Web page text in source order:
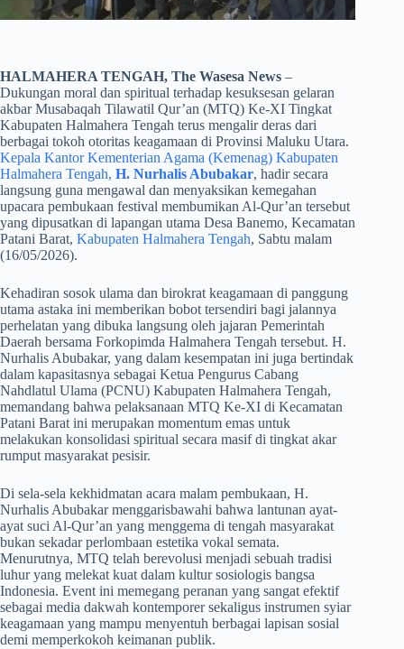
HALMAHERA TENGAH, The Wasesa News –
Dukungan moral dan spiritual terhadap kesuksesan gelaran
akbar Musabaqah Tilawatil Qur’an (MTQ) Ke-XI Tingkat
Kabupaten Halmahera Tengah terus mengalir deras dari
berbagai tokoh otoritas keagamaan di Provinsi Maluku Utara.
Kepala Kantor Kementerian Agama (Kemenag) Kabupaten
Halmahera Tengah, H. Nurhalis Abubakar, hadir secara
langsung guna mengawal dan menyaksikan kemegahan
upacara pembukaan festival membumikan Al-Qur’an tersebut
yang dipusatkan di lapangan utama Desa Banemo, Kecamatan
Patani Barat, Kabupaten Halmahera Tengah, Sabtu malam
(16/05/2026).
​Kehadiran sosok ulama dan birokrat keagamaan di panggung
utama astaka ini memberikan bobot tersendiri bagi jalannya
perhelatan yang dibuka langsung oleh jajaran Pemerintah
Daerah bersama Forkopimda Halmahera Tengah tersebut. H.
Nurhalis Abubakar, yang dalam kesempatan ini juga bertindak
dalam kapasitasnya sebagai Ketua Pengurus Cabang
Nahdlatul Ulama (PCNU) Kabupaten Halmahera Tengah,
memandang bahwa pelaksanaan MTQ Ke-XI di Kecamatan
Patani Barat ini merupakan momentum emas untuk
melakukan konsolidasi spiritual secara masif di tingkat akar
rumput masyarakat pesisir.
​Di sela-sela kekhidmatan acara malam pembukaan, H.
Nurhalis Abubakar menggarisbawahi bahwa lantunan ayat-
ayat suci Al-Qur’an yang menggema di tengah masyarakat
bukan sekadar perlombaan estetika vokal semata.
Menurutnya, MTQ telah berevolusi menjadi sebuah tradisi
luhur yang melekat kuat dalam kultur sosiologis bangsa
Indonesia. Event ini memegang peranan yang sangat efektif
sebagai media dakwah kontemporer sekaligus instrumen syiar
keagamaan yang mampu menyentuh berbagai lapisan sosial
demi memperkokoh keimanan publik.